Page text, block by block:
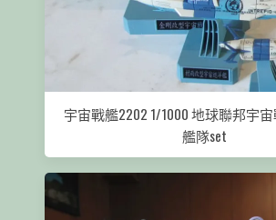
宇宙戰艦2202 1/1000 地球聯邦宇宙
艦隊set